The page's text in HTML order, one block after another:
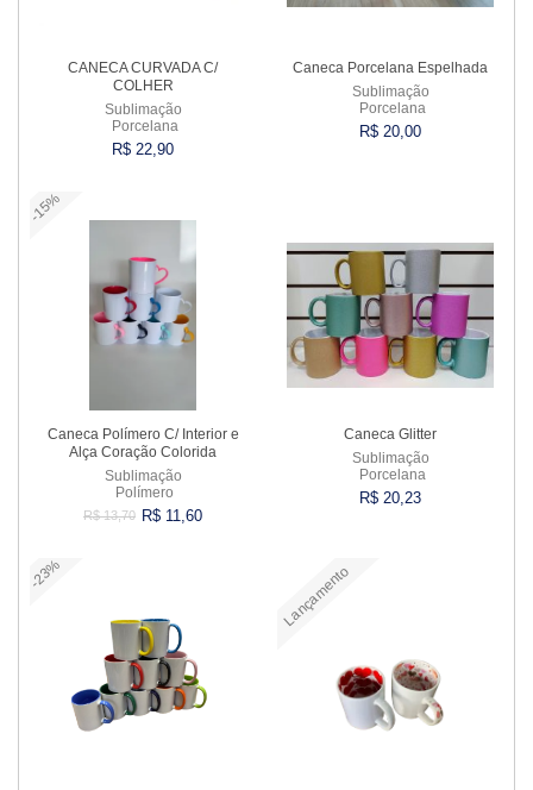
CANECA CURVADA C/
COLHER
Sublimação
Porcelana
R$ 22,90
Caneca Porcelana Espelhada
Sublimação
Porcelana
R$ 20,00
-15%
Caneca Polímero C/ Interior e
Alça Coração Colorida
Sublimação
Polímero
R$ 13,70 R$ 11,60
Caneca Glitter
Sublimação
Porcelana
R$ 20,23
-23% Lançamento